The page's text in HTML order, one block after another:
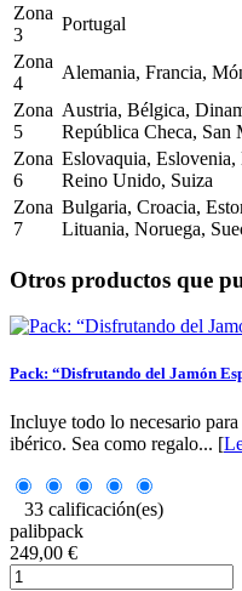
Zona
3
Portugal
Zona
4
Alemania, Francia,
Zona
5
Austria, Bélgica,
República Checa, San
Zona
6
Eslovaquia,
Reino Unido, Suiza
Zona
7
Bulgaria, Croacia,
Lituania, Noruega,
Otros productos que
Pack: “Disfrutando del Jamón
Incluye todo lo necesario
ibérico. Sea como regalo... [
33 calificación(es)
palibpack
249,00 €